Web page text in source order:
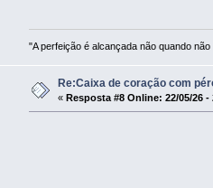
"A perfeição é alcançada não quando
Re:Caixa de coração com
«Resposta #8 Online: 22/05/26 -